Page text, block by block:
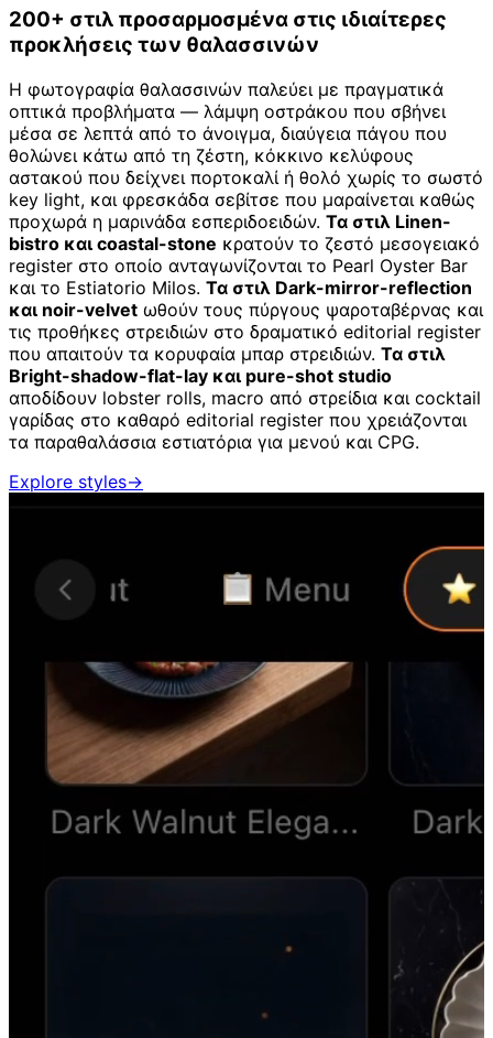
200+ στιλ προσαρμοσμένα στις ιδιαίτερες
προκλήσεις των θαλασσινών
Η φωτογραφία θαλασσινών παλεύει με πραγματικά
οπτικά προβλήματα — λάμψη οστράκου που σβήνει
μέσα σε λεπτά από το άνοιγμα, διαύγεια πάγου που
θολώνει κάτω από τη ζέστη, κόκκινο κελύφους
αστακού που δείχνει πορτοκαλί ή θολό χωρίς το σωστό
key light, και φρεσκάδα σεβίτσε που μαραίνεται καθώς
προχωρά η μαρινάδα εσπεριδοειδών. Τα στιλ Linen-
bistro και coastal-stone κρατούν το ζεστό μεσογειακό
register στο οποίο ανταγωνίζονται το Pearl Oyster Bar
και το Estiatorio Milos. Τα στιλ Dark-mirror-reflection
και noir-velvet ωθούν τους πύργους ψαροταβέρνας και
τις προθήκες στρειδιών στο δραματικό editorial register
που απαιτούν τα κορυφαία μπαρ στρειδιών. Τα στιλ
Bright-shadow-flat-lay και pure-shot studio
αποδίδουν lobster rolls, macro από στρείδια και cocktail
γαρίδας στο καθαρό editorial register που χρειάζονται
τα παραθαλάσσια εστιατόρια για μενού και CPG.
Explore styles→